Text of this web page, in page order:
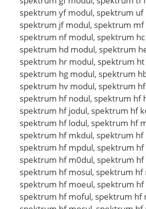
spektrum yf modul, spektrum uf
spektrum jf modul, spektrum mf
spektrum nf modul, spektrum
spektrum hd modul, spektrum
spektrum hr modul, spektrum
spektrum hg modul, spektrum
spektrum hv modul, spektrum
spektrum hf nodul, spektrum hf
spektrum hf jodul, spektrum hf
spektrum hf lodul, spektrum hf
spektrum hf mkdul, spektrum hf
spektrum hf mpdul, spektrum hf
spektrum hf m0dul, spektrum hf
spektrum hf mosul, spektrum hf
spektrum hf moeul, spektrum hf
spektrum hf moful, spektrum hf